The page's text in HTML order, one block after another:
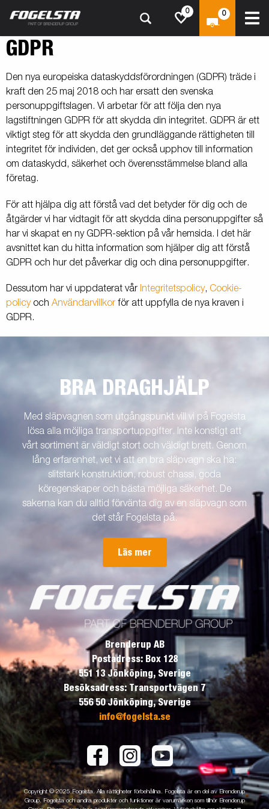
0 0
GDPR
Den nya europeiska dataskyddsförordningen (GDPR) träde i
kraft den 25 maj 2018 och har ersatt den svenska
personuppgiftslagen. Vi arbetar för att följa den nya
lagstiftningen GDPR för att skydda din integritet. GDPR är ett
viktigt steg för att skydda den grundläggande rättigheten till
integritet för individen, det ger också upphov till information
om dataskydd, säkerhet och överensstämmelse bland alla
företag.
För att hjälpa dig att förstå vad det betyder för dig och de
åtgärder vi har vidtagit för att skydda dina personuppgifter så
har vi skapat en ny GDPR-sektion på vår hemsida. I det här
avsnittet kan du hitta information som hjälper dig att förstå
GDPR och hur det påverkar dig och dina personuppgifter.
Dessutom har vi uppdaterat vår Integritetspolicy, Cookie-
policyoch Användarvillkor för att uppfylla de nya kraven i
GDPR.
BRA DRAGHJÄLP
Med släpvagnen som utgångspunkt vill vi på Fogelsta
lösa alla möjliga transportuppgifter. Inte konstigt att
vårt sortiment är väldigt stort och väldigt brett. Genom
lång erfarenhet, vet vi att en bra släpvagn ska ha:
slitstark konstruktion, robust chassi, goda
köregenskaper och bästa möjliga säkerhet. De
sakerna kan du alltid förvänta dig av en släpvagn som
det står Fogelsta på.
Läs mer
Brenderup AB
Postadress: Box 128
551 13 Jönköping, Sverige
Besöksadress: Transportvägen 7
556 50 Jönköping, Sverige
info@fogelsta.se
Copyright © 2025 Fogelsta. Alla rättigheter förbehållna. Fogelsta är en del av Brenderup
Group. Fogelsta och andra produkter och funktioner är varumärken som tillhör Brenderup